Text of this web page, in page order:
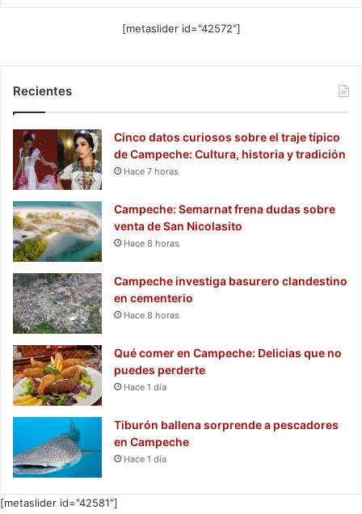
[metaslider id="42572"]
Recientes
Cinco datos curiosos sobre el traje típico
de Campeche: Cultura, historia y tradición
Hace 7 horas
Campeche: Semarnat frena dudas sobre
venta de San Nicolasito
Hace 8 horas
Campeche investiga basurero clandestino
en cementerio
Hace 8 horas
Qué comer en Campeche: Delicias que no
puedes perderte
Hace 1 día
Tiburón ballena sorprende a pescadores
en Campeche
Hace 1 día
[metaslider id="42581"]